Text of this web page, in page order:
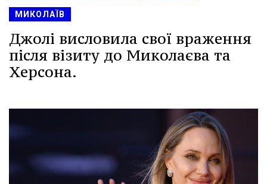
МИКОЛАЇВ
Джолі висловила свої враження
після візиту до Миколаєва та
Херсона.